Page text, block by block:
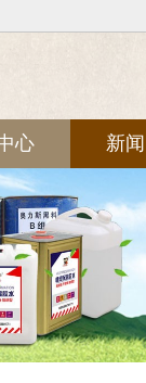
心 新